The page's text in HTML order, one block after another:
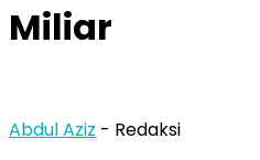
Miliar
Abdul Aziz - Redaksi